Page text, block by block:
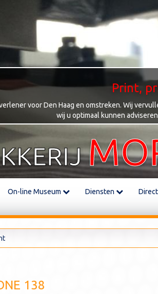
Print,
voor Den Haag en omstreken. Wij
wij u optimaal kunnen
On-line Museum Diensten
138